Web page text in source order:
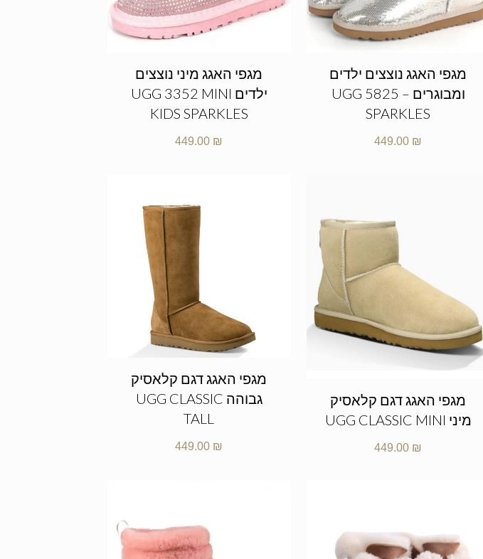
מגפי האגג נוצצים ילדים
ומבוגרים – UGG 5825
SPARKLES
449.00 ₪
מגפי האגג מיני נוצצים
ילדים UGG 3352 MINI
KIDS SPARKLES
449.00 ₪
מגפי האגג דגם קלאסיק
מיני UGG CLASSIC MINI
449.00 ₪
מגפי האגג דגם קלאסיק
גבוהה UGG CLASSIC
TALL
449.00 ₪